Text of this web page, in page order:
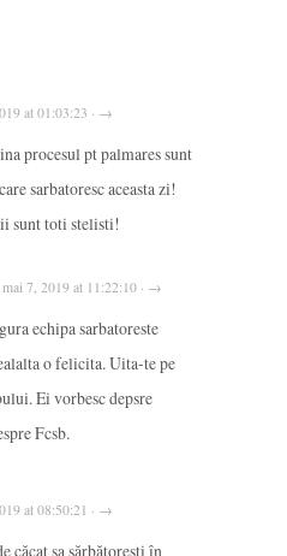
at 01:03:23 · →
procesul pt palmares sunt
sarbatoresc aceasta zi!
sunt toti stelisti!
mai 7, 2019 at 11:22:10 · →
echipa sarbatoreste
o felicita. Uita-te pe
Ei vorbesc depsre
Fcsb.
at 08:50:21 · →
căcat sa sărbătorești în